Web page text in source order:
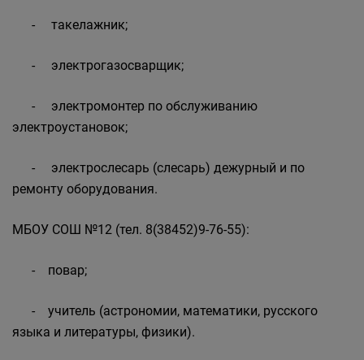
- такелажник;
- электрогазосварщик;
- электромонтер по обслуживанию
электроустановок;
- электрослесарь (слесарь) дежурный и по
ремонту оборудования.
МБОУ СОШ №12 (тел. 8(38452)9-76-55):
- повар;
- учитель (астрономии, математики, русского
языка и литературы, физики).